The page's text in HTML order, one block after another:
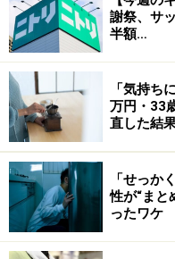
グラフにある水道代は2
の半額になります。1ヵ
3,629円になり、総務
帯を下回る額になって
かりませんが、ガイド
日使っています。食器
ているのかもしれませ
6年間で水道代が一番
謝祭、サ
半額…
「気持ち
万円・33
直した結
「せっか
性が“まと
ったワケ